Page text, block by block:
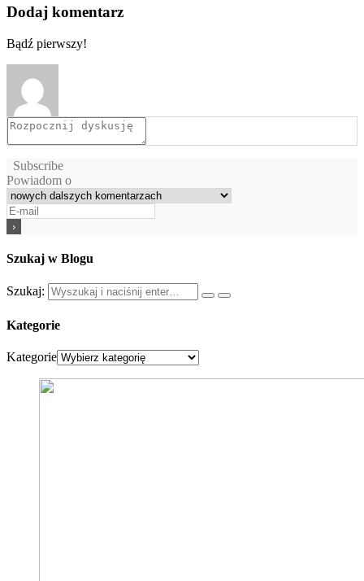
Dodaj komentarz
Bądź pierwszy!
Subscribe
Powiadom o
Szukaj w Blogu
Szukaj:
Kategorie
Kategorie